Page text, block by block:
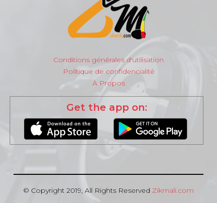
Conditions générales d'utilisation
Politique de confidencialité
À Propos
Get the app on:
© Copyright 2019, All Rights Reserved Zikmali.com